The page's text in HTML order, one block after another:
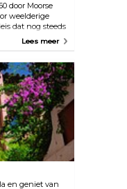
door Moorse
weelderige
dat nog steeds
paleis is dat
Lees meer
en geniet van